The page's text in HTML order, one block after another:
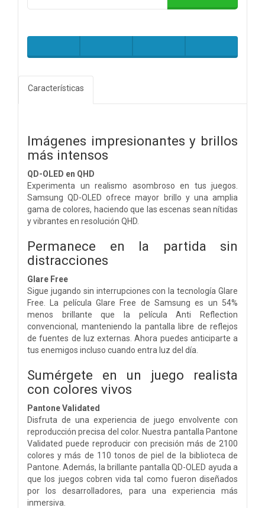
Características
Imágenes impresionantes y brillos
más intensos
QD-OLED en QHD
Experimenta un realismo asombroso en tus juegos.
Samsung QD-OLED ofrece mayor brillo y una amplia
gama de colores, haciendo que las escenas sean nítidas
y vibrantes en resolución QHD.
Permanece en la partida sin
distracciones
Glare Free
Sigue jugando sin interrupciones con la tecnología Glare
Free. La película Glare Free de Samsung es un 54%
menos brillante que la película Anti Reflection
convencional, manteniendo la pantalla libre de reflejos
de fuentes de luz externas. Ahora puedes anticiparte a
tus enemigos incluso cuando entra luz del día.
Sumérgete en un juego realista
con colores vivos
Pantone Validated
Disfruta de una experiencia de juego envolvente con
reproducción precisa del color. Nuestra pantalla Pantone
Validated puede reproducir con precisión más de 2100
colores y más de 110 tonos de piel de la biblioteca de
Pantone. Además, la brillante pantalla QD-OLED ayuda a
que los juegos cobren vida tal como fueron diseñados
por los desarrolladores, para una experiencia más
inmersiva.